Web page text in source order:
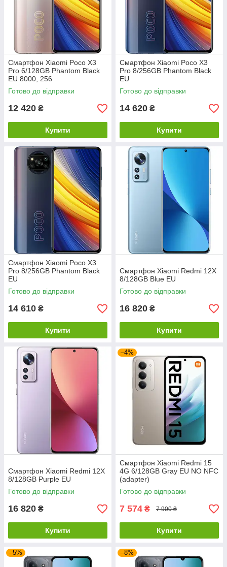
Смартфон Xiaomi Poco X3
Pro 6/128GB Phantom Black
EU 8000, 256
Готово до відправки
12 420 ₴
Купити
Смартфон Xiaomi Poco X3
Pro 8/256GB Phantom Black
EU
Готово до відправки
14 620 ₴
Купити
Смартфон Xiaomi Poco X3
Pro 8/256GB Phantom Black
EU
Готово до відправки
14 610 ₴
Купити
Смартфон Xiaomi Redmi 12X
8/128GB Blue EU
Готово до відправки
16 820 ₴
Купити
Смартфон Xiaomi Redmi 12X
8/128GB Purple EU
Готово до відправки
16 820 ₴
Купити
–4%
Смартфон Xiaomi Redmi 15
4G 6/128GB Gray EU NO NFC
(adapter)
Готово до відправки
7 574 ₴ 7 900 ₴
Купити
–5% –8%